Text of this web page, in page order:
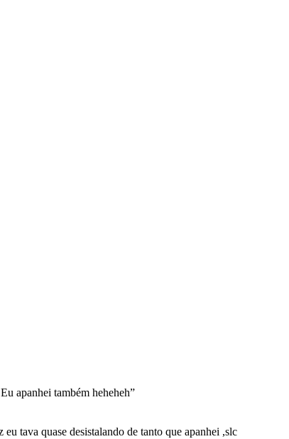
apanhei também heheheh”
tava quase desistalando de tanto que apanhei ,slc